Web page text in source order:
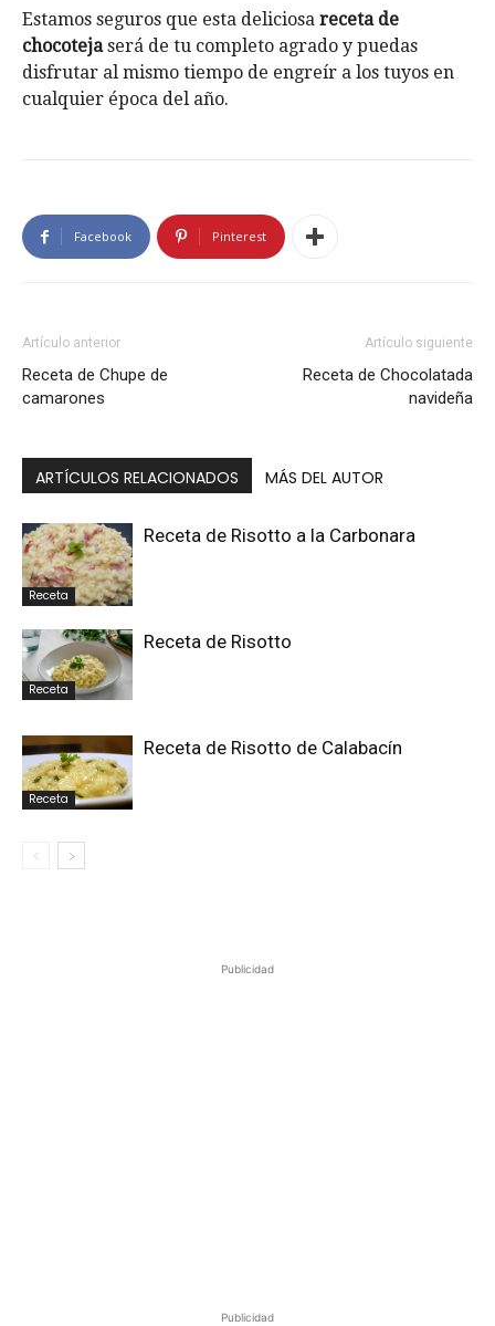
Estamos seguros que esta deliciosa receta de
chocotejaserá de tu completo agrado y puedas
disfrutar al mismo tiempo de engreír a los tuyos en
cualquier época del año.
Facebook Pinterest
Artículo anterior
Receta de Chupe de
camarones
Artículo siguiente
Receta de Chocolatada
navideña
ARTÍCULOS RELACIONADOS MÁS DEL AUTOR
Receta
Receta de Risotto a la Carbonara
Receta
Receta de Risotto
Receta
Receta de Risotto de Calabacín
Publicidad
Publicidad